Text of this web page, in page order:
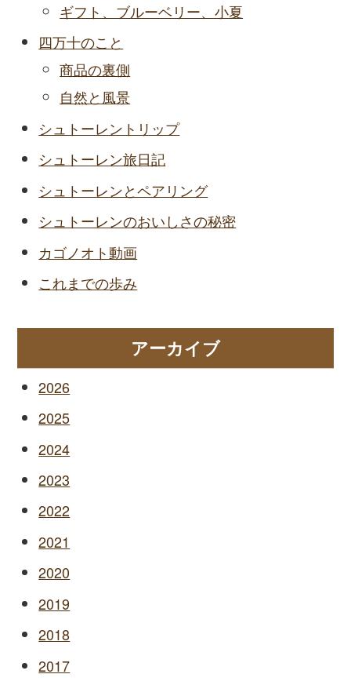
ギフト、ブルーベリー、小夏
四万十のこと
商品の裏側
自然と風景
シュトーレントリップ
シュトーレン旅日記
シュトーレンとペアリング
シュトーレンのおいしさの秘密
カゴノオト動画
これまでの歩み
アーカイブ
2026
2025
2024
2023
2022
2021
2020
2019
2018
2017